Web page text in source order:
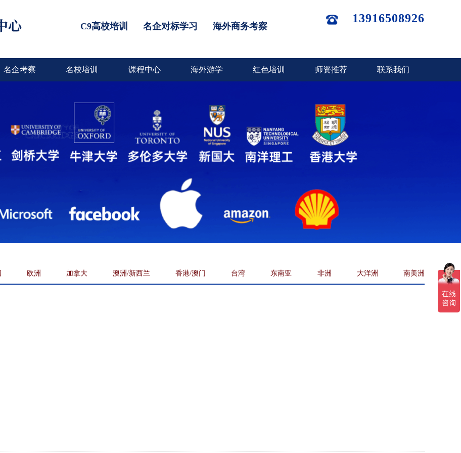
C9高校培训 名企对标学习 海外商务考察
13916508926
名企考察 名校培训 课程中心 海外游学 红色培训 师资推荐 联系我们
欧洲 加拿大 澳洲/新西兰 香港/澳门 台湾 东南亚 非洲 大洋洲 南美洲